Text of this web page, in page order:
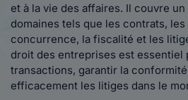
et à la vie des affaires. Il couvre
domaines tels que les contrats,
concurrence, la fiscalité et les
droit des entreprises est essentiel
transactions, garantir la
efficacement les litiges dans le